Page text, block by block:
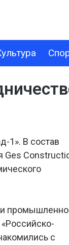
ЗДОРОВЬЕ
1». В состав
Ges
и
с